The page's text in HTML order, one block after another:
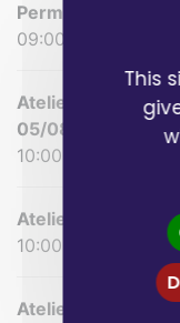
Permanence le 05/
09:00 - 10:00
Atelier ENRETIEN
05/08
10:00 - 12:00
Atelier
10:00 - 11:00
Atelier
This